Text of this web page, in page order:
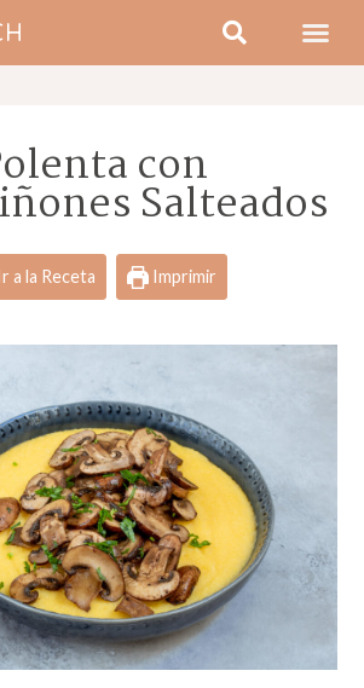
con
Salteados
a la Receta Imprimir